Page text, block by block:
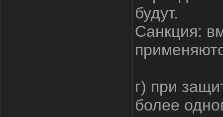
будут.
Санкция:
г) при
более